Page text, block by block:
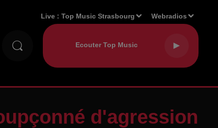
Live :Top Music Strasbourg Webradios
d'agression